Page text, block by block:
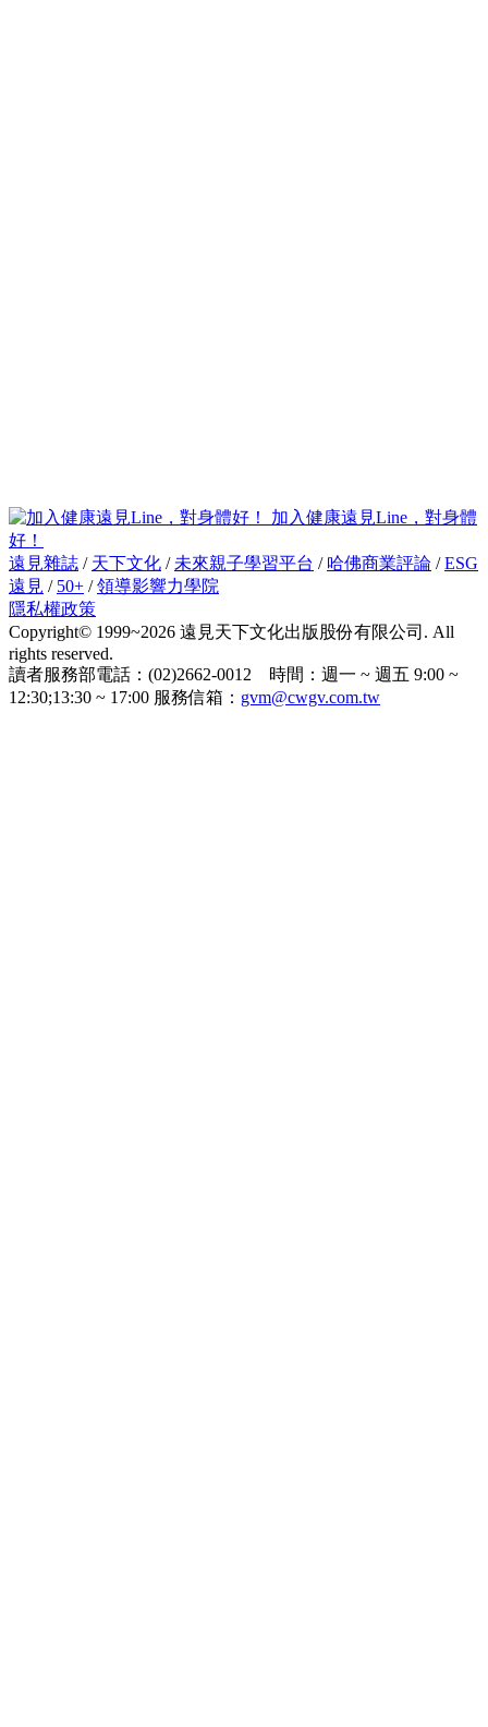
加入健康遠見Line，對身體
好！
遠見雜誌 / 天下文化 / 未來親子學習平台 / 哈佛商業評論 /ESG
遠見 / 50+ /領導影響力學院
隱私權政策
Copyright© 1999~2026 遠見天下文化出版股份有限公司. All
rights reserved.
讀者服務部電話：(02)2662-0012 時間：週一 ~ 週五 9:00 ~
12:30;13:30 ~ 17:00 服務信箱： gvm@cwgv.com.tw